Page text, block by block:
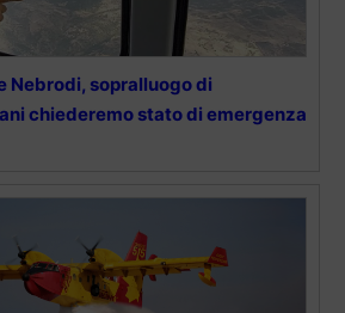
Nebrodi, sopralluogo di
chiederemo stato di emergenza